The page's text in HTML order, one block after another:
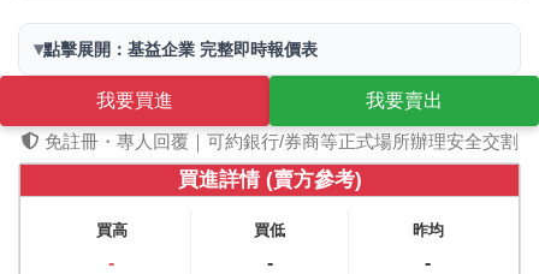
▾點擊展開：基益企業 完整即時報價表
我要買進
我要賣出
免註冊・專人回覆｜可約銀行/券商等正式場所辦理安全交割
買進詳情 (賣方參考)
買高
-
買低
-
昨均
-